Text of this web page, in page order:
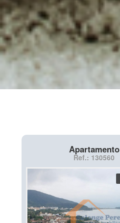
Apartamento
Ref.: 130560